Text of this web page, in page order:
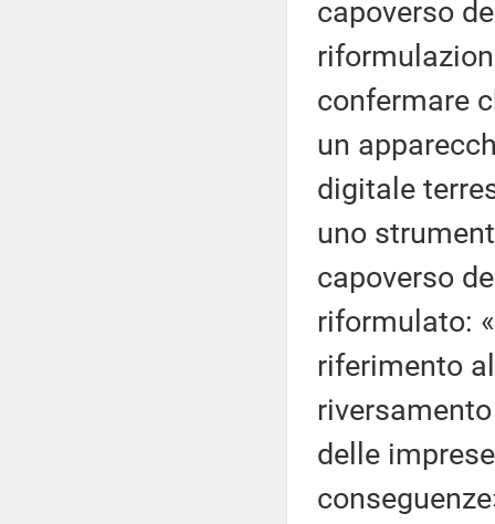
capoverso
confermare
un
digitale
uno
capoverso
riformulato:
riferimento
delle